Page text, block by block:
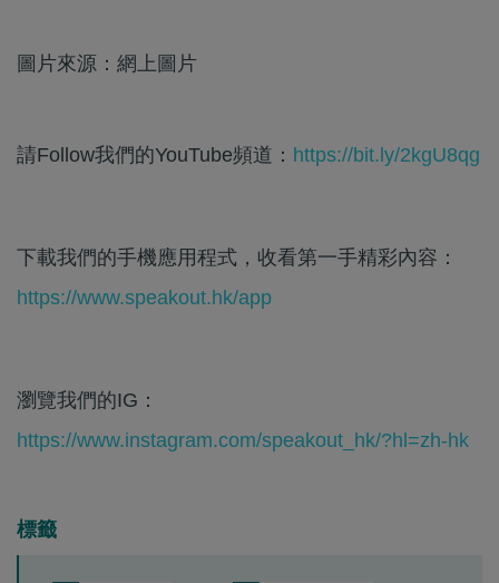
圖片來源：網上圖片
請Follow我們的YouTube頻道： https://bit.ly/2kgU8qg
下載我們的手機應用程式，收看第一手精彩內容：
https://www.speakout.hk/app
瀏覽我們的IG：
https://www.instagram.com/speakout_hk/?hl=zh-hk
標籤